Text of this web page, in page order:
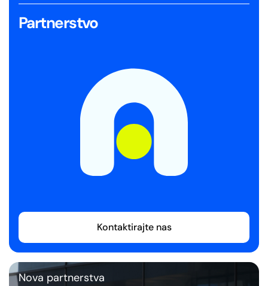
Partnerstvo
Kontaktirajte nas
Nova partnerstva